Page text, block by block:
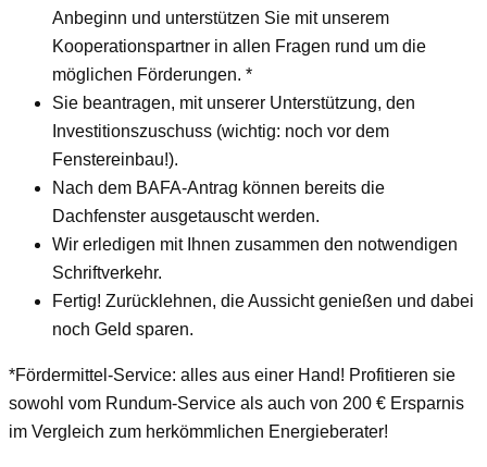
Anbeginn und unterstützen Sie mit unserem
Kooperationspartner in allen Fragen rund um die
möglichen Förderungen. *
Sie beantragen, mit unserer Unterstützung, den
Investitionszuschuss (wichtig: noch vor dem
Fenstereinbau!).
Nach dem BAFA-Antrag können bereits die
Dachfenster ausgetauscht werden.
Wir erledigen mit Ihnen zusammen den notwendigen
Schriftverkehr.
Fertig! Zurücklehnen, die Aussicht genießen und dabei
noch Geld sparen.
*Fördermittel-Service: alles aus einer Hand! Profitieren sie
sowohl vom Rundum-Service als auch von 200 € Ersparnis
im Vergleich zum herkömmlichen Energieberater!